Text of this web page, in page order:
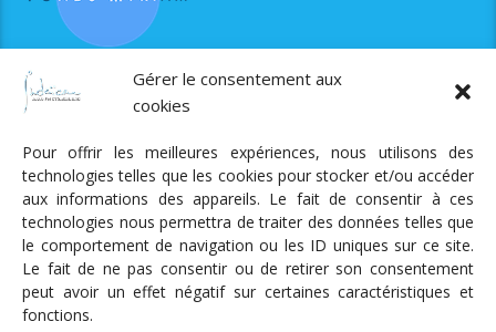
Gérer le consentement aux
cookies
Pour offrir les meilleures expériences, nous utilisons des
technologies telles que les cookies pour stocker et/ou accéder
aux informations des appareils. Le fait de consentir à ces
technologies nous permettra de traiter des données telles que
le comportement de navigation ou les ID uniques sur ce site.
Le fait de ne pas consentir ou de retirer son consentement
peut avoir un effet négatif sur certaines caractéristiques et
fonctions.
Radio Judaica Strasbourg
Tous droits réservés
RADIO JUDAÏCA
ÉMISSIONS ET GRILLE DES PROGRAMMES
PODCASTS